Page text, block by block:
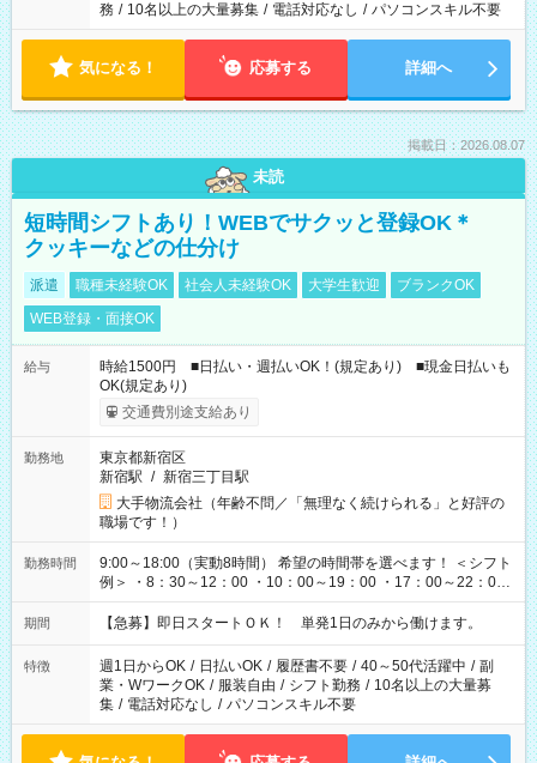
務 / 10名以上の大量募集 / 電話対応なし / パソコンスキル不要
気になる！ 応募する 詳細へ
掲載日：2026.08.07
未読
短時間シフトあり！WEBでサクッと登録OK＊
クッキーなどの仕分け
派遣 職種未経験OK 社会人未経験OK 大学生歓迎
ブランクOK
WEB登録・面接OK
給与
時給1500円 ■日払い・週払いOK！(規定あり) ■現金日払いも
OK(規定あり)
交通費別途支給あり
勤務地
東京都新宿区
新宿駅 / 新宿三丁目駅
大手物流会社（年齢不問／「無理なく続けられる」と好評の
職場です！）
勤務時間
9:00～18:00（実動8時間） 希望の時間帯を選べます！ ＜シフト
例＞ ・8：30～12：00 ・10：00～19：00 ・17：00～22：00
・13：00～22：00 ・22：00～翌6：00 など
期間 【急募】即日スタートＯＫ！ 単発1日のみから働けます。
特徴 週1日からOK / 日払いOK / 履歴書不要 / 40～50代活躍中 / 副
業・WワークOK / 服装自由 / シフト勤務 / 10名以上の大量募
集 / 電話対応なし / パソコンスキル不要